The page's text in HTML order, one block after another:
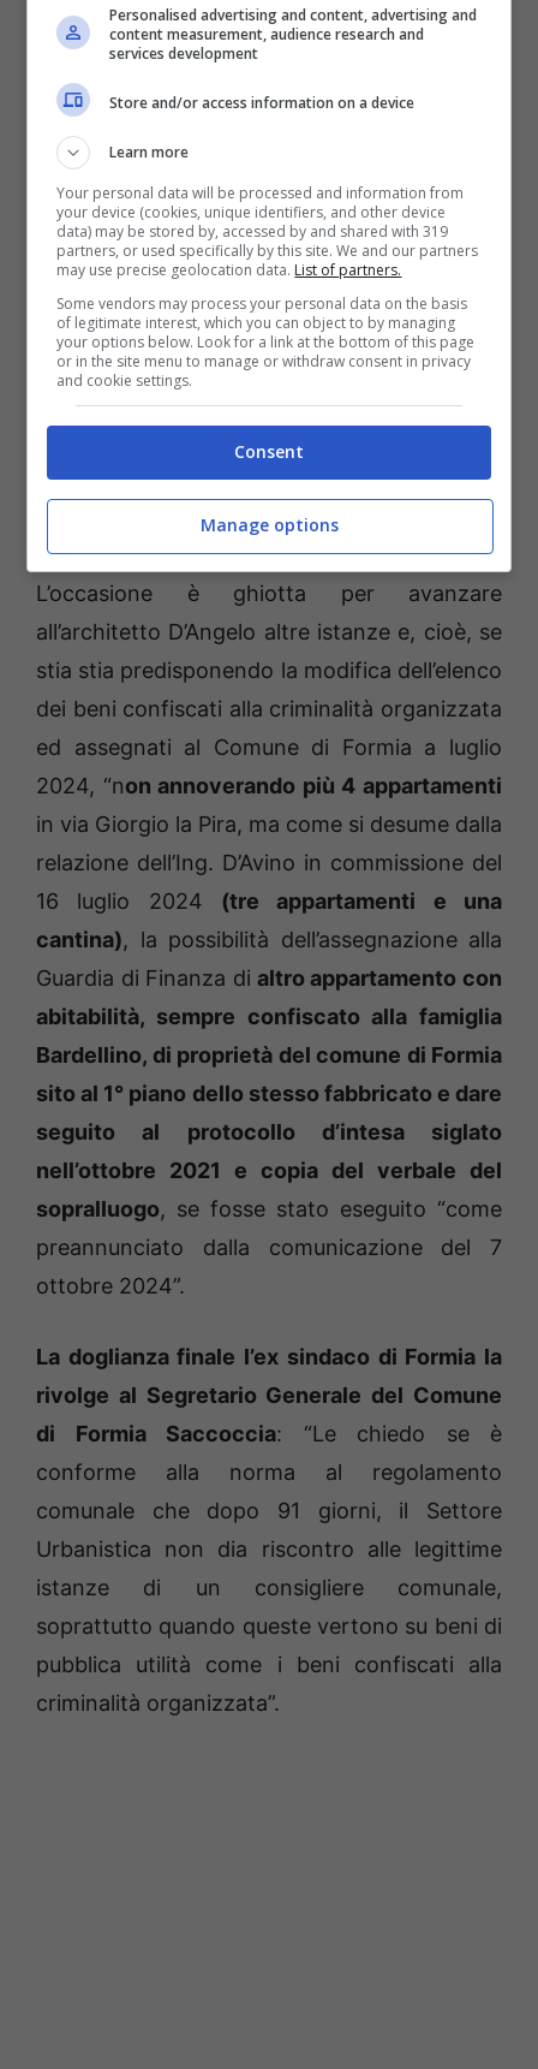
famiglia Bardellino sita in via Giorgio La Pira;
a corretta destinazione urbanistica e
catastale delle due proprietà confiscate in
Via Giorgio La Pira
per predisporre un controllo urbanistico
dell’intera proprietà della famiglia Bardellino
sita in via Giorgio La Pira (sia degli
appartamenti confiscati che quelli ancora di
proprietà della famiglia Bardellino) e copia
della documentazione e perizia risalente
all’epoca dell’assegnazione dei beni confiscati
alla famiglia Bardellino in via Giorgio La Pira
dall’Agenzia Nazionale Beni Confiscati al
Comune di Formia.
L’occasione è ghiotta per avanzare
all’architetto D’Angelo altre istanze e, cioè, se
stia stia predisponendo la modifica dell’elenco
dei beni confiscati alla criminalità organizzata
ed assegnati al Comune di Formia a luglio
2024, “non annoverando più 4 appartamenti
in via Giorgio la Pira, ma come si desume dalla
relazione dell’Ing. D’Avino in commissione del
16 luglio 2024 (tre appartamenti e una
cantina), la possibilità dell’assegnazione alla
Guardia di Finanza di altro appartamento con
abitabilità, sempre confiscato alla famiglia
Bardellino, di proprietà del comune di Formia
sito al 1° piano dello stesso fabbricato e dare
seguito al protocollo d’intesa siglato
nell’ottobre 2021 e copia del verbale del
sopralluogo, se fosse stato eseguito “come
preannunciato dalla comunicazione del 7
ottobre 2024”.
La doglianza finale l’ex sindaco di Formia la
rivolge al Segretario Generale del Comune
di Formia Saccoccia: “Le chiedo se è
conforme alla norma al regolamento
comunale che dopo 91 giorni, il Settore
Urbanistica non dia riscontro alle legittime
istanze di un consigliere comunale,
soprattutto quando queste vertono su beni di
pubblica utilità come i beni confiscati alla
criminalità organizzata”.
Personalised advertising and content, advertising and
content measurement, audience research and
services development
Store and/or access information on a device
Learn more
Your personal data will be processed and information from
your device (cookies, unique identifiers, and other device
data) may be stored by, accessed by and shared with 319
partners, or used specifically by this site. We and our partners
may use precise geolocation data. List of partners.
Some vendors may process your personal data on the basis
of legitimate interest, which you can object to by managing
your options below. Look for a link at the bottom of this page
or in the site menu to manage or withdraw consent in privacy
and cookie settings.
Consent
Manage options